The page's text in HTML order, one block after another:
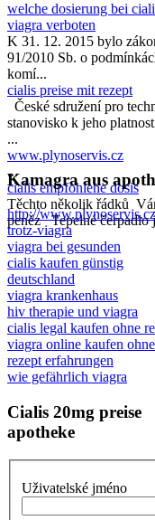
welche dosierung bei
viagra verboten
K 31. 12. 2015 bylo
91/2010 Sb. o
komí...
cialis preise mit rezept
České sdružení pro
stanovisko k jeho
...
www.plynoservis.cz
...
cialis empfohlene dosis
Těchto několik řádků
peněz Tepelné čerpadlo
Kamagra aus
http://
trotz-viagra
viagra bei gesunden
cialis kaufen günstig
deutschland
viagra krankenhaus
hiv therapie und viagra
cialis legal kaufen ohne
viagra online kaufen ohne
rezept erfahrungen
wie gefährlich viagra
Cialis 20mg preise
apotheke
Uživatelské jméno